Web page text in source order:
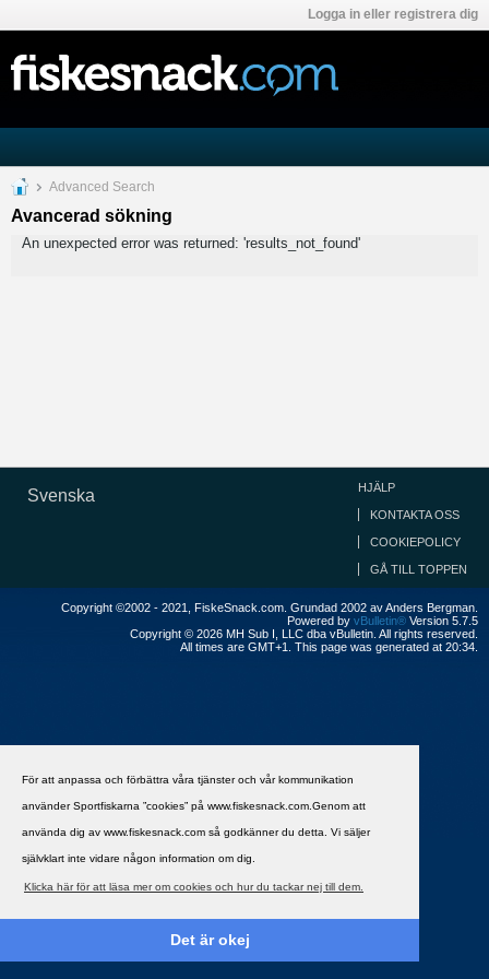
För att anpassa och förbättra våra tjänster och vår kommunikation
använder Sportfiskarna ”cookies” på www.fiskesnack.com.Genom att
använda dig av www.fiskesnack.com så godkänner du detta. Vi säljer
självklart inte vidare någon information om dig.
Klicka här för att läsa mer om cookies och hur du tackar nej till dem.
Det är okej
Logga in eller registrera dig
Advanced Search
Avancerad sökning
An unexpected error was returned: 'results_not_found'
Svenska HJÄLP
KONTAKTA OSS
COOKIEPOLICY
GÅ TILL TOPPEN
Copyright ©2002 - 2021, FiskeSnack.com. Grundad 2002 av Anders Bergman.
Powered by vBulletin® Version 5.7.5
Copyright © 2026 MH Sub I, LLC dba vBulletin. All rights reserved.
All times are GMT+1. This page was generated at 20:34.